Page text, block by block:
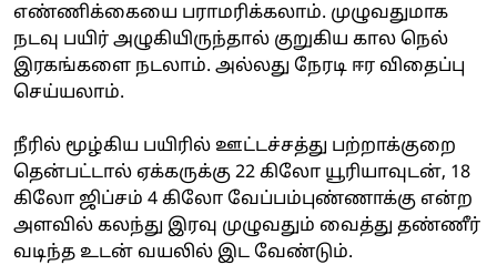
எண்ணிக்கையை பராமரிக்கலாம். முழுவதுமாக
நடவு பயிர் அழுகியிருந்தால் குறுகிய கால நெல்
இரகங்களை நடலாம். அல்லது நேரடி ஈர விதைப்பு
செய்யலாம்.
நீரில் மூழ்கிய பயிரில் ஊட்டச்சத்து பற்றாக்குறை
தென்பட்டால் ஏக்கருக்கு 22 கிலோ யூரியாவுடன், 18
கிலோ ஜிப்சம் 4 கிலோ வேப்பம்புண்ணாக்கு என்ற
அளவில் கலந்து இரவு முழுவதும் வைத்து தண்ணீர்
வடிந்த உடன் வயலில் இட வேண்டும்.